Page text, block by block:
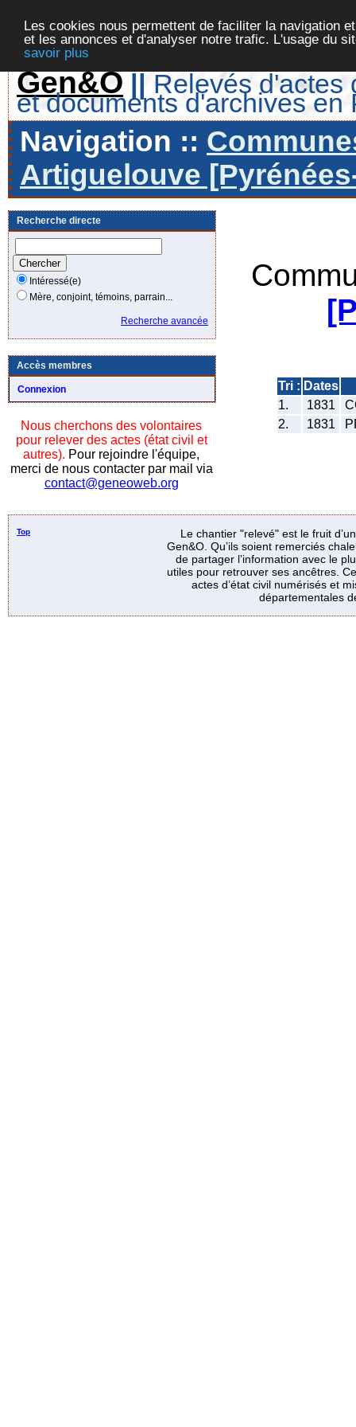
Les cookies nous permettent de faciliter la navigation
et les annonces et d'analyser notre trafic. L'usage du
savoir plus
Gen&O || Relevés d'actes
et documents d'archives en
Navigation ::
Artiguelouve
Recherche directe
Intéressé(e)
Mère, conjoint, témoins, parrain...
Recherche avancée
Accès membres
Connexion
Nous cherchons des volontaires
pour relever des actes (état civil et
autres). Pour rejoindre l'équipe,
merci de nous contacter par mail via
contact@geneoweb.org
Tri : Dates
1.
1831
2.
1831
Top
Le chantier "relevé" est le fruit
Gen&O. Qu’ils soient remerciés
de partager l’information avec le
utiles pour retrouver ses ancêtres.
actes d’état civil numérisés et
départementales